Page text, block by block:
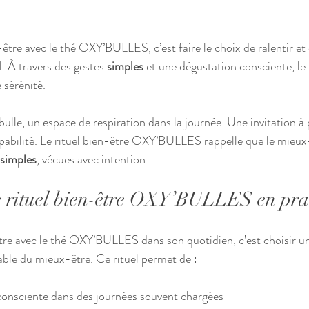
avec le thé OXY’BULLES, c’est faire le choix de ralentir
À travers des gestes simples et une dégustation consciente,
un espace de respiration dans la journée. Une invitation
Le rituel bien-être OXY’BULLES rappelle que le
simples, vécues avec intention.
rituel bien-être OXY’BULLES en
avec le thé OXY’BULLES dans son quotidien, c’est choisir
du mieux-être. Ce rituel permet de :
dans des journées souvent chargées